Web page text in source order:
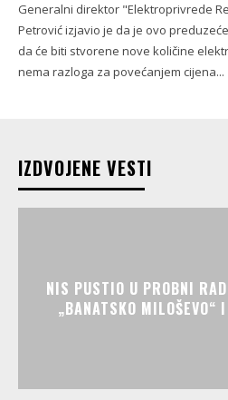
Generalni direktor "Elektroprivrede
Petrović izjavio je da je ovo
da će biti stvorene nove količine
nema razloga za povećanjem cijena...
IZDVOJENE VESTI
NIS PUSTIO U PROBNI
„BANATSKO MILOŠEVO“